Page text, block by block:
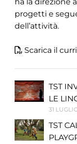
progetti e
dell’attività.
Scarica il
TST
LE
31
TST